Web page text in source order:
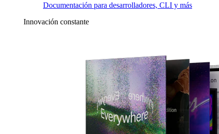
Documentación para desarrolladores, CLI y más
Innovación constante